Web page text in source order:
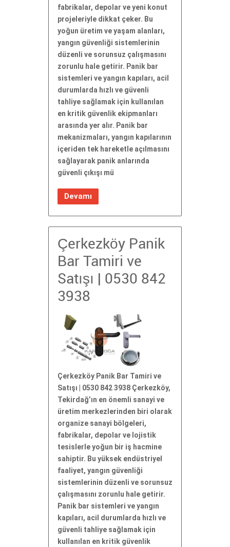
fabrikalar, depolar ve yeni konut
projeleriyle dikkat çeker. Bu
yoğun üretim ve yaşam alanları,
yangın güvenliği sistemlerinin
düzenli ve sorunsuz çalışmasını
zorunlu hale getirir. Panik bar
sistemleri ve yangın kapıları, acil
durumlarda hızlı ve güvenli
tahliye sağlamak için kullanılan
en kritik güvenlik ekipmanları
arasında yer alır. Panik bar
mekanizmaları, yangın kapılarının
içeriden tek hareketle açılmasını
sağlayarak panik anlarında
güvenli çıkışı mü
Devamı
Çerkezköy Panik
Bar Tamiri ve
Satışı | 0530 842
3938
Çerkezköy Panik Bar Tamiri ve
Satışı | 0530 842 3938 Çerkezköy,
Tekirdağ’ın en önemli sanayi ve
üretim merkezlerinden biri olarak
organize sanayi bölgeleri,
fabrikalar, depolar ve lojistik
tesislerle yoğun bir iş hacmine
sahiptir. Bu yüksek endüstriyel
faaliyet, yangın güvenliği
sistemlerinin düzenli ve sorunsuz
çalışmasını zorunlu hale getirir.
Panik bar sistemleri ve yangın
kapıları, acil durumlarda hızlı ve
güvenli tahliye sağlamak için
kullanılan en kritik güvenlik